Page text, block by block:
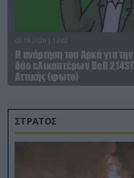
03.08.2026 | 12:02
Η ανάρτηση του Αρκά για
δύο ελικοπτέρων Bell
Αττικής (φωτο)
ΣΤΡΑΤΟΣ